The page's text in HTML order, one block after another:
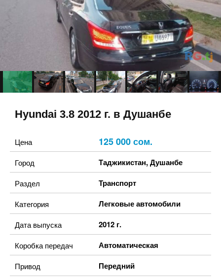
Hyundai 3.8 2012 г. в Душанбе
Цена 125 000 сом.
Город Таджикистан,Душанбе
Раздел Транспорт
Категория Легковые автомобили
Дата выпуска 2012 г.
Коробка передач Автоматическая
Привод Передний